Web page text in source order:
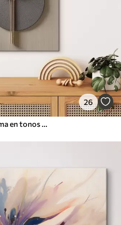
26
Círculos en relieve y una rama en tonos neutros cálidos